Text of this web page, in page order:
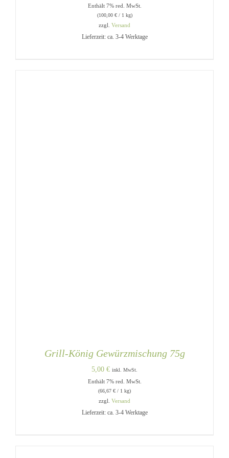
Enthält 7% red. MwSt.
(100,00 €/ 1 kg)
zzgl. Versand
Lieferzeit: ca. 3-4 Werktage
Grill-König Gewürzmischung 75g
5,00 € inkl. MwSt.
Enthält 7% red. MwSt.
(66,67 € / 1 kg)
zzgl. Versand
Lieferzeit: ca. 3-4 Werktage